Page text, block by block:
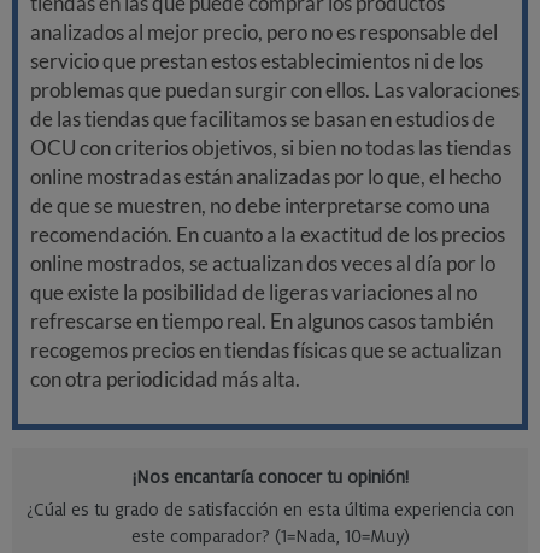
analizados al mejor precio, pero no es responsable del
servicio que prestan estos establecimientos ni de los
problemas que puedan surgir con ellos. Las valoraciones
de las tiendas que facilitamos se basan en estudios de
OCU con criterios objetivos, si bien no todas las tiendas
online mostradas están analizadas por lo que, el hecho
de que se muestren, no debe interpretarse como una
recomendación. En cuanto a la exactitud de los precios
online mostrados, se actualizan dos veces al día por lo
que existe la posibilidad de ligeras variaciones al no
refrescarse en tiempo real. En algunos casos también
recogemos precios en tiendas físicas que se actualizan
con otra periodicidad más alta.